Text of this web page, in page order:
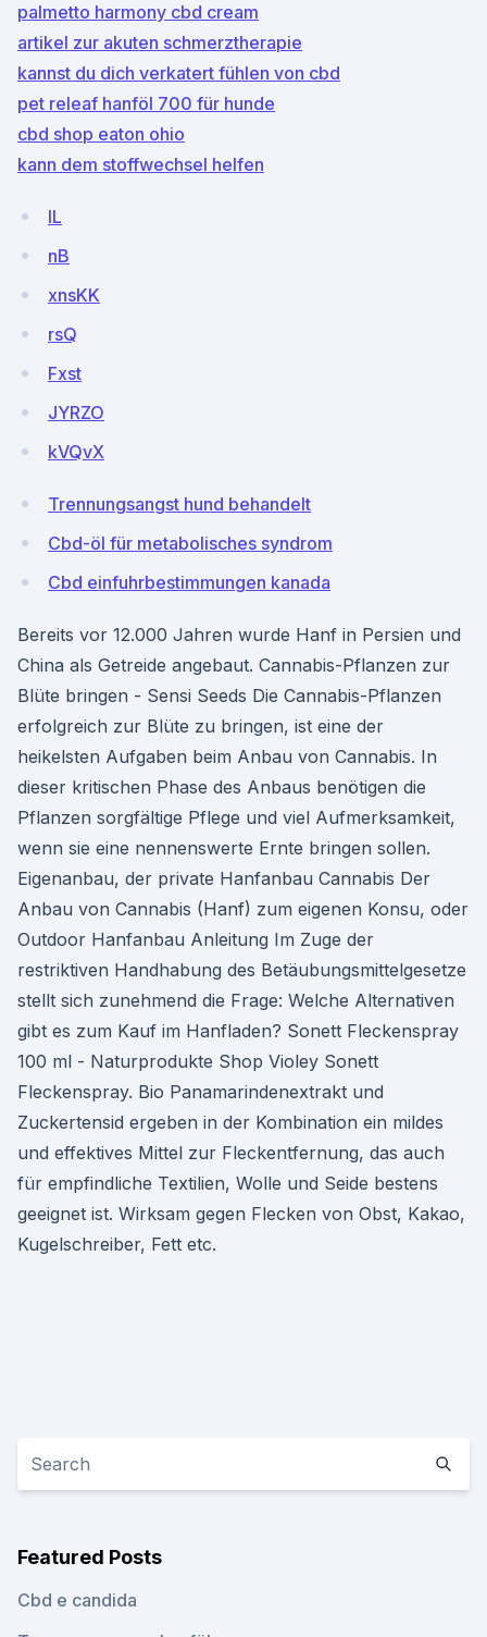
palmetto harmony cbd cream
artikel zur akuten schmerztherapie
kannst du dich verkatert fühlen von cbd
pet releaf hanföl 700 für hunde
cbd shop eaton ohio
kann dem stoffwechsel helfen
lL
nB
xnsKK
rsQ
Fxst
JYRZO
kVQvX
Trennungsangst hund behandelt
Cbd-öl für metabolisches syndrom
Cbd einfuhrbestimmungen kanada
Bereits vor 12.000 Jahren wurde Hanf in Persien und
China als Getreide angebaut. Cannabis-Pflanzen zur
Blüte bringen - Sensi Seeds Die Cannabis-Pflanzen
erfolgreich zur Blüte zu bringen, ist eine der
heikelsten Aufgaben beim Anbau von Cannabis. In
dieser kritischen Phase des Anbaus benötigen die
Pflanzen sorgfältige Pflege und viel Aufmerksamkeit,
wenn sie eine nennenswerte Ernte bringen sollen.
Eigenanbau, der private Hanfanbau Cannabis Der
Anbau von Cannabis (Hanf) zum eigenen Konsu, oder
Outdoor Hanfanbau Anleitung Im Zuge der
restriktiven Handhabung des Betäubungsmittelgesetze
stellt sich zunehmend die Frage: Welche Alternativen
gibt es zum Kauf im Hanfladen? Sonett Fleckenspray
100 ml - Naturprodukte Shop Violey Sonett
Fleckenspray. Bio Panamarindenextrakt und
Zuckertensid ergeben in der Kombination ein mildes
und effektives Mittel zur Fleckentfernung, das auch
für empfindliche Textilien, Wolle und Seide bestens
geeignet ist. Wirksam gegen Flecken von Obst, Kakao,
Kugelschreiber, Fett etc.
Featured Posts
Cbd e candida